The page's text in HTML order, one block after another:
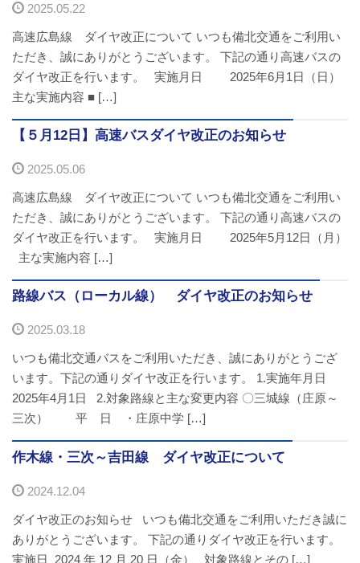
2025.05.22
高速広島線 ダイヤ改正について いつも備北交通をご利用い
ただき、誠にありがとうございます。 下記の通り高速バスの
ダイヤ改正を行います。 実施月日 2025年6月1日（日）
主な実施内容 ■ […]
【５月12日】高速バスダイヤ改正のお知らせ
2025.05.06
高速広島線 ダイヤ改正について いつも備北交通をご利用い
ただき、誠にありがとうございます。 下記の通り高速バスの
ダイヤ改正を行います。 実施月日 2025年5月12日（月）
主な実施内容 […]
路線バス（ローカル線） ダイヤ改正のお知らせ
2025.03.18
いつも備北交通バスをご利用いただき、誠にありがとうござ
います。下記の通りダイヤ改正を行います。 1.実施年月日
2025年4月1日 2.対象路線と主な変更内容 〇三城線（庄原～
三次） 平 日 ・庄原中学 […]
作木線・三次～吉田線 ダイヤ改正について
2024.12.04
ダイヤ改正のお知らせ いつも備北交通をご利用いただき誠に
ありがとうございます。 下記の通りダイヤ改正を行います。
実施日 2024 年 12 月 20 日（金） 対象路線とその […]